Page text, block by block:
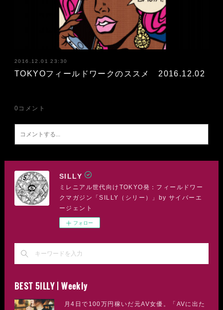
2016.12.01 23:30
TOKYOフィールドワークのススメ 2016.12.02
0 コメント
SILLY
ミレニアル世代向けTOKYO発：フィールドワー
クマガジン「SILLY（シリー）」by サイバーエ
ージェント
フォロー
BEST 5ILLY | Weekly
月4日で100万円稼いだ元AV女優。「AVに出た